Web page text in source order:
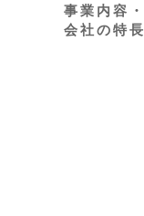
事業内容・
会社の特長